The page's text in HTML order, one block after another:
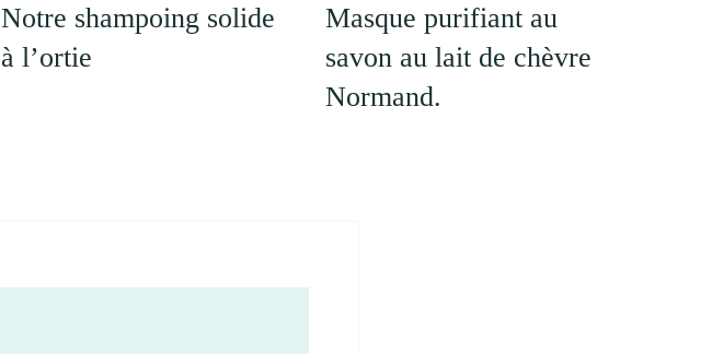
Notre shampoing solide
à l’ortie
Masque purifiant au
savon au lait de chèvre
Normand.